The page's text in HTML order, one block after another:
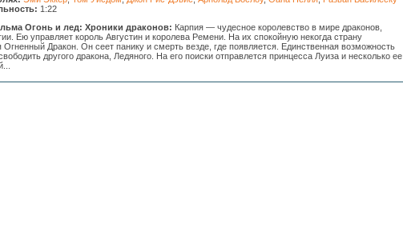
1:22
Огонь и лед: Хроники драконов: Карпия — чудесное королевство в мире драконов,
Ею управляет король Августин и королева Ремени. На их спокойную некогда страну
Огненный Дракон. Он сеет панику и смерть везде, где появляется. Единственная возможность
другого дракона, Ледяного. На его поиски отправлется принцесса Луиза и несколько ее